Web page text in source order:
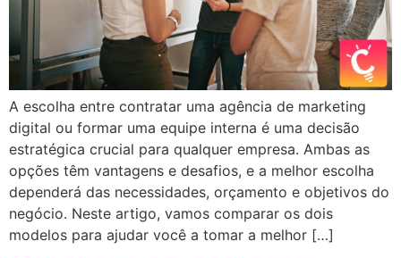
A escolha entre contratar uma agência de marketing
digital ou formar uma equipe interna é uma decisão
estratégica crucial para qualquer empresa. Ambas as
opções têm vantagens e desafios, e a melhor escolha
dependerá das necessidades, orçamento e objetivos do
negócio. Neste artigo, vamos comparar os dois
modelos para ajudar você a tomar a melhor […]